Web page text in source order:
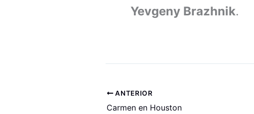
Yevgeny Brazhnik.
ANTERIOR
Carmen en Houston